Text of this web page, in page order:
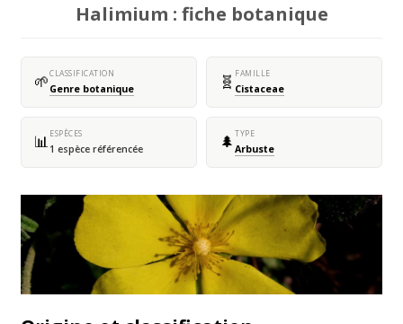
Halimium : fiche botanique
🌱CLASSIFICATION
Genre botanique 🧬 FAMILLE
Cistaceae
📊ESPÈCES
1 espèce référencée 🌲 TYPE
Arbuste